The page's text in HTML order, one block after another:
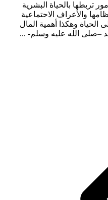
تربطها بالحياة البشرية
والأعراف الاحتماعية
الحياة وهكذا أهمية المال
–صلى الله عليه وسلم- ...